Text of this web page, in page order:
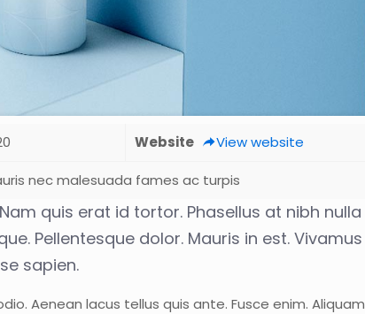
Website View website
nec malesuada fames ac turpis
quis erat id tortor. Phasellus at nibh nulla
Pellentesque dolor. Mauris in est. Vivamus
sapien.
Aenean lacus tellus quis ante. Fusce enim. Aliquam